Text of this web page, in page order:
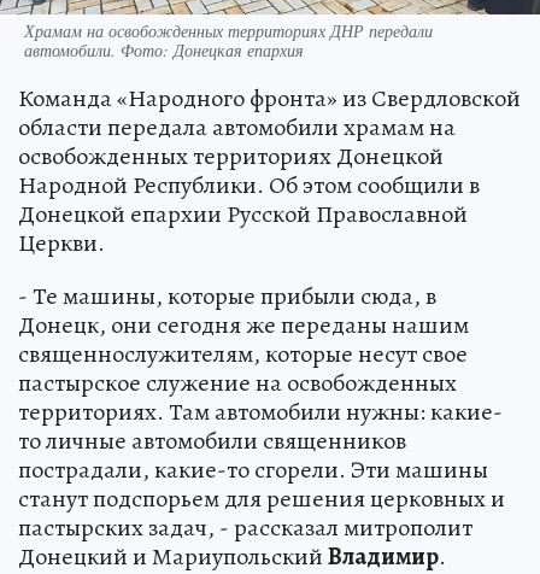
Храмам на освобожденных территориях ДНР передали
автомобили. Фото: Донецкая епархия
Команда «Народного фронта» из Свердловской
области передала автомобили храмам на
освобожденных территориях Донецкой
Народной Республики. Об этом сообщили в
Донецкой епархии Русской Православной
Церкви.
- Те машины, которые прибыли сюда, в
Донецк, они сегодня же переданы нашим
священнослужителям, которые несут свое
пастырское служение на освобожденных
территориях. Там автомобили нужны: какие-
то личные автомобили священников
пострадали, какие-то сгорели. Эти машины
станут подспорьем для решения церковных и
пастырских задач, - рассказал митрополит
Донецкий и МариупольскийВладимир.